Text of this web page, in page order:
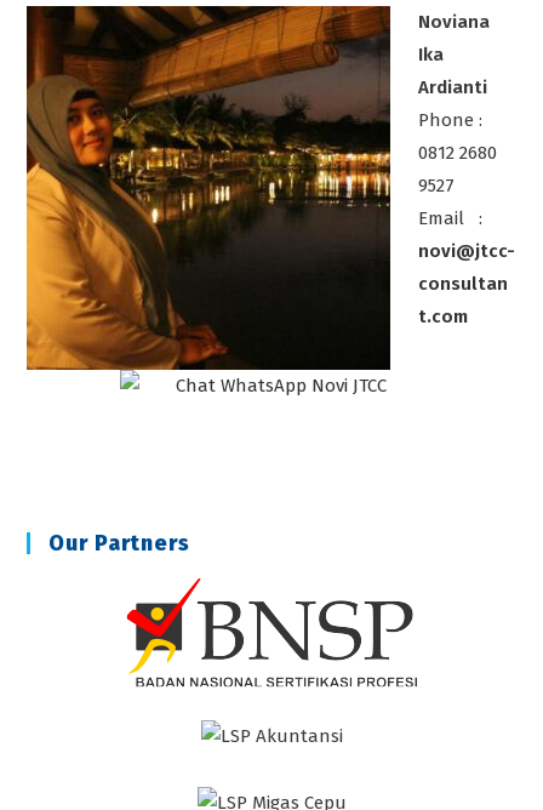
Noviana
Ika
Ardianti
Phone :
0812 2680
9527
Email :
novi@jtcc-
consultan
t.com
Our Partners